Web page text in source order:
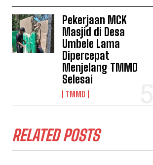
Pekerjaan MCK
Masjid di Desa
Umbele Lama
Dipercepat
Menjelang TMMD
Selesai
TMMD
RELATED POSTS